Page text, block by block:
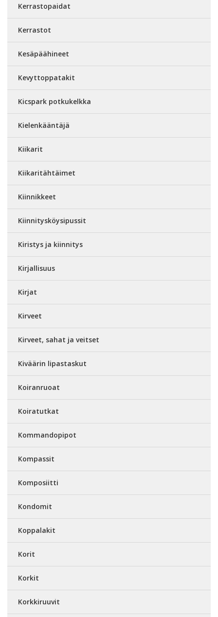
Kerrastopaidat
Kerrastot
Kesäpäähineet
Kevyttoppatakit
Kicspark potkukelkka
Kielenkääntäjä
Kiikarit
Kiikaritähtäimet
Kiinnikkeet
Kiinnitysköysipussit
Kiristys ja kiinnitys
Kirjallisuus
Kirjat
Kirveet
Kirveet, sahat ja veitset
Kiväärin lipastaskut
Koiranruoat
Koiratutkat
Kommandopipot
Kompassit
Komposiitti
Kondomit
Koppalakit
Korit
Korkit
Korkkiruuvit